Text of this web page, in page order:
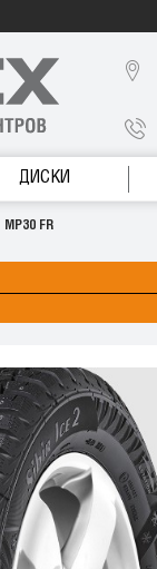
ДИСКИ
MP30 FR